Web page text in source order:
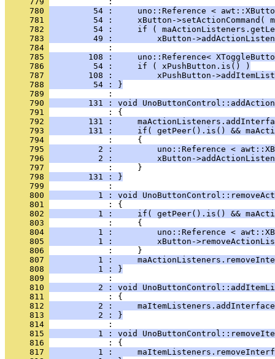
     780
54 :     uno::Reference <
     781
54 :     xButton->setActionCommand(
     782
54 :     if (
     783
49 :         xButton-
     784
     785
108 :     uno::Reference<
     786
         54 :     if ( xPushButton.is() )
     787
108 :         xPushButton-
     788
         54 : }
     789
     790
131 : void
     791
     792
131 :
     793
131 :     if( getPeer().is() &&
     794
     795
2 :         uno::Reference <
     796
2 :         xButton-
     797
     798
        131 : }
     799
     800
1 : void
     801
     802
1 :     if( getPeer().is() &&
     803
     804
1 :         uno::Reference <
     805
1 :         xButton-
     806
     807
1 :
     808
          1 : }
     809
     810
2 : void
     811
     812
2 :
     813
          2 : }
     814
     815
1 : void
     816
     817
1 :